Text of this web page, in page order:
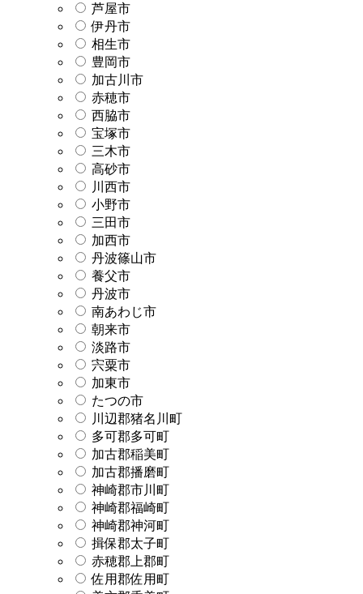
芦屋市
伊丹市
相生市
豊岡市
加古川市
赤穂市
西脇市
宝塚市
三木市
高砂市
川西市
小野市
三田市
加西市
丹波篠山市
養父市
丹波市
南あわじ市
朝来市
淡路市
宍粟市
加東市
たつの市
川辺郡猪名川町
多可郡多可町
加古郡稲美町
加古郡播磨町
神崎郡市川町
神崎郡福崎町
神崎郡神河町
揖保郡太子町
赤穂郡上郡町
佐用郡佐用町